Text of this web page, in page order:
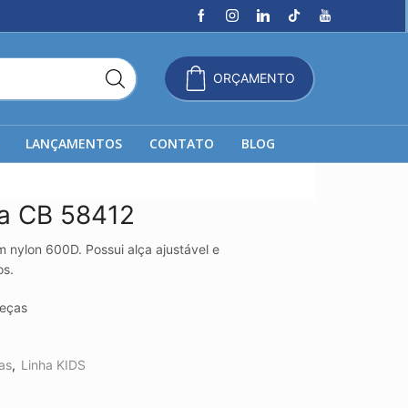
ORÇAMENTO
LANÇAMENTOS CONTATO BLOG
CB 58412
nylon 600D. Possui alça ajustável e
, Linha KIDS